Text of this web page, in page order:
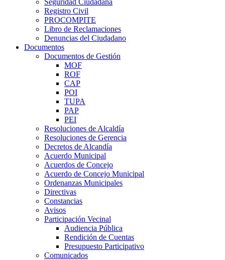
Seguridad Ciudadana
Registro Civil
PROCOMPITE
Libro de Reclamaciones
Denuncias del Ciudadano
Documentos
Documentos de Gestión
MOF
ROF
CAP
POI
TUPA
PAP
PEI
Resoluciones de Alcaldía
Resoluciones de Gerencia
Decretos de Alcandía
Acuerdo Municipal
Acuerdos de Concejo
Acuerdo de Concejo Municipal
Ordenanzas Municipales
Directivas
Constancias
Avisos
Participación Vecinal
Audiencia Pública
Rendición de Cuentas
Presupuesto Participativo
Comunicados